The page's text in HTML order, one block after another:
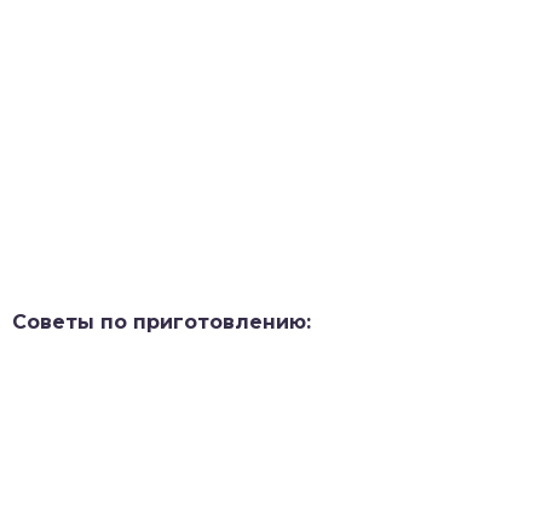
Советы по приготовлению: